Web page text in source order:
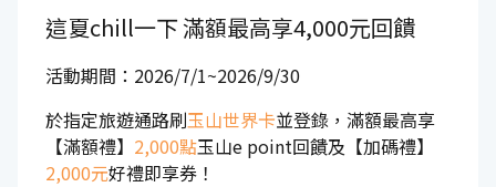
這夏chill一下滿額最高享4,000元回饋
活動期間：2026/7/1~2026/9/30
於指定旅遊通路刷玉山世界卡並登錄，滿額最高享
【滿額禮】 2,000點玉山e point回饋及【加碼禮】
2,000元好禮即享券！